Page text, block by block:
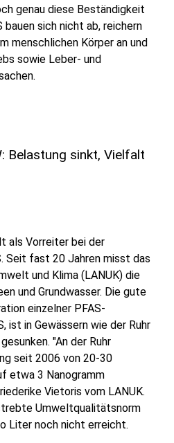
genau diese Beständigkeit
sich nicht ab, reichern
menschlichen Körper an und
sowie Leber- und
Belastung sinkt, Vielfalt
als Vorreiter bei der
Seit fast 20 Jahren misst das
und Klima (LANUK) die
und Grundwasser. Die gute
einzelner PFAS-
ist in Gewässern wie der Ruhr
"An der Ruhr
seit 2006 von 20-30
etwa 3 Nanogramm
Vietoris vom LANUK.
Umweltqualitätsnorm
Liter noch nicht erreicht.